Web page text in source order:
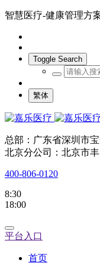
智慧医疗-健康管理方
Toggle Search
繁体
总部：广东省深圳市
北京分公司：北京市
400-806-0120
8:30
18:00
平台入口
首页